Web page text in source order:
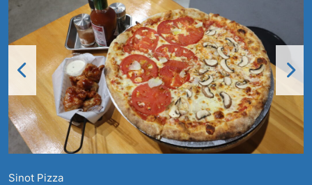
Sinot Pizza